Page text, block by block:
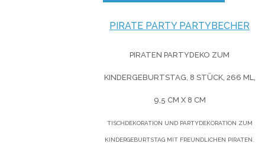
PIRATE PARTY PARTYBECHER
PIRATEN PARTYDEKO ZUM
KINDERGEBURTSTAG, 8 STÜCK, 266 ML,
9,5 CM X 8 CM
TISCHDEKORATION UND PARTYDEKORATION ZUM
KINDERGEBURTSTAG MIT FREUNDLICHEN PIRATEN.